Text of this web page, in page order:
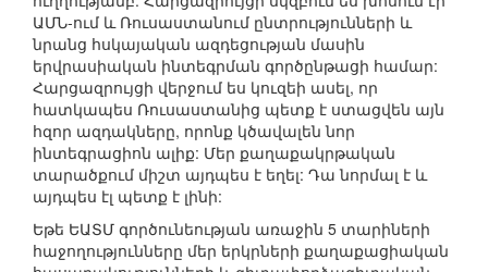
ԱՄՆ-ում և Ռուսաստանում ընտրությունների և
նրանց հսկայական ազդեցության մասին
երվրասիական ինտեգրման գործընթացի համար:
Հարցազրույցի վերջում ես կուզեի ասել, որ
հատկապես Ռուսաստանից պետք է ստացվեն այն
հզոր ազդակները, որոնք կծավալեն նոր
ինտեգրացիոն ալիք: Մեր քաղաքակրթական
տարածքում միշտ այդպես է եղել: Դա նորմալ է և
այդպես էլ պետք է լինի:
Եթե ԵԱՏՄ գործունեության առաջին 5 տարիների
հաջողությունները մեր երկրների քաղաքացիական